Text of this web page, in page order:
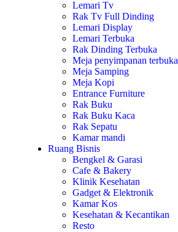
Lemari Tv
Rak Tv Full Dinding
Lemari Display
Lemari Terbuka
Rak Dinding Terbuka
Meja penyimpanan terbuka
Meja Samping
Meja Kopi
Entrance Furniture
Rak Buku
Rak Buku Kaca
Rak Sepatu
Kamar mandi
Ruang Bisnis
Bengkel & Garasi
Cafe & Bakery
Klinik Kesehatan
Gadget & Elektronik
Kamar Kos
Kesehatan & Kecantikan
Resto